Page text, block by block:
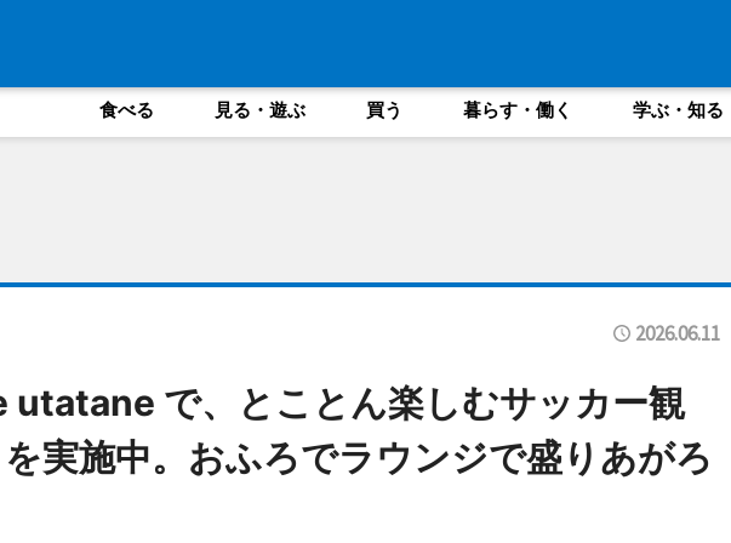
食べる 見る・遊ぶ 買う 暮らす・働く 学ぶ・知る
2026.06.11
utatane で、とことん楽しむサッカー観
実施中。おふろでラウンジで盛りあがろ